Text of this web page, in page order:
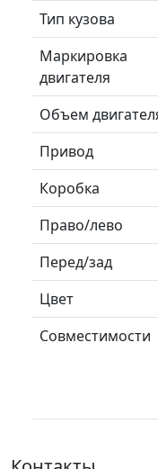
Тип кузова
Маркировка
двигателя
Объем
Привод
Коробка
Право/лево
Перед/зад
Цвет
Совместимости